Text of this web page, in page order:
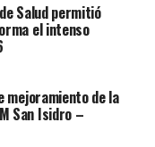
Salud permitió
el intenso
mejoramiento de la
San Isidro –